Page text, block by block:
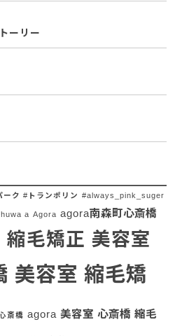
ーリー
ク #トランポリン #always_pink_suger
a Agora agora南森町心斎橋
毛矯正 美容室
美容室 縮毛矯
斎橋 agora 美容室 心斎橋 縮毛